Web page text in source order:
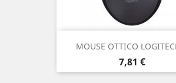
MOUSE OTTICO
Prezzo
7,81 €